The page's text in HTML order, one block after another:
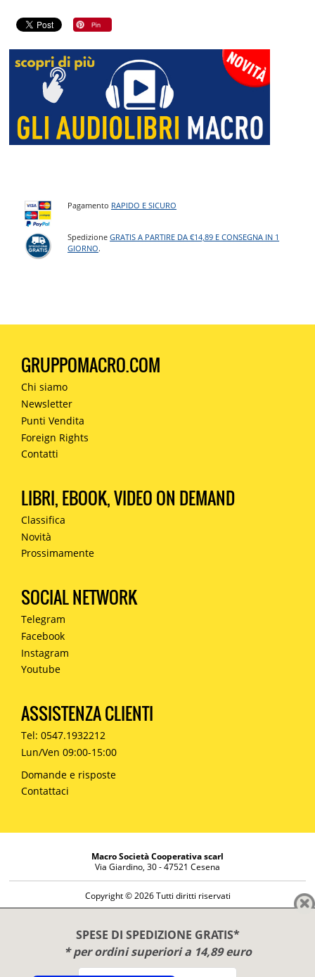
SPESE DI SPEDIZIONE GRATIS*
* per ordini superiori a 14,89 euro
Pagamento RAPIDO E SICURO
SpedizioneGRATIS A PARTIRE DA €14,89 E CONSEGNA IN 1
GIORNO.
GRUPPOMACRO.COM
Chi siamo
Newsletter
Punti Vendita
Foreign Rights
Contatti
LIBRI, EBOOK, VIDEO ON DEMAND
Classifica
Novità
Prossimamente
SOCIAL NETWORK
Telegram
Facebook
Instagram
Youtube
ASSISTENZA CLIENTI
Tel: 0547.1932212
Lun/Ven 09:00-15:00
Domande e risposte
Contattaci
Macro Società Cooperativa scarl
Via Giardino, 30 - 47521 Cesena
Copyright © 2026 Tutti diritti riservati
Diritto di reso
Disclaimer
Privacy Policy